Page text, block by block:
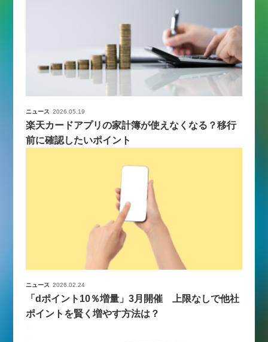
ニュース 2026.05.19
楽天カードアプリの家計簿が使えなくなる？移行
前に確認したいポイント
ニュース 2026.02.24
「dポイント10％増量」3月開催 上限なしで他社
ポイントを賢く増やす方法は？